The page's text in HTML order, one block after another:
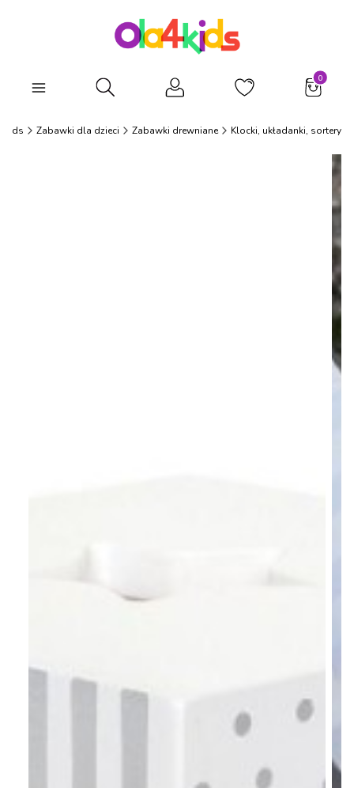
Otwórz wyszukiwarkę
Zabawki dla dzieci Zabawki drewniane Klocki, układanki, sortery